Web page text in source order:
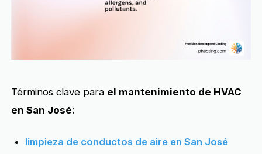
Términos clave para el mantenimiento de HVAC
en San José:
limpieza de conductos de aire en San José